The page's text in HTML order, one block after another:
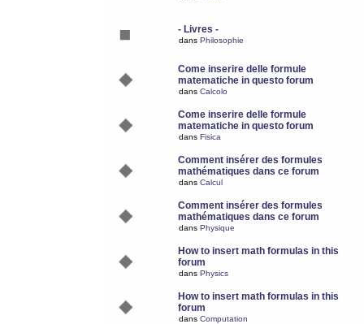
- Livres -
dans Philosophie
Come inserire delle formule
matematiche in questo forum
dans Calcolo
Come inserire delle formule
matematiche in questo forum
dans Fisica
Comment insérer des formules
mathématiques dans ce forum
dans Calcul
Comment insérer des formules
mathématiques dans ce forum
dans Physique
How to insert math formulas in this
forum
dans Physics
How to insert math formulas in this
forum
dans Computation